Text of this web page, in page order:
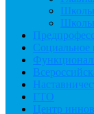
Социальное
ГТО
Центр